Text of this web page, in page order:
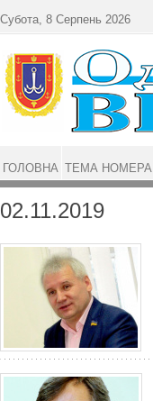
02.11.2019
Субота, 8 Серпень 2026
ГОЛОВНА ТЕМА НОМЕРА